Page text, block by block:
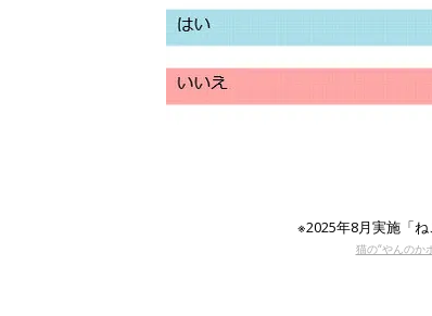
※2025年8月実施「
猫の“やんのか